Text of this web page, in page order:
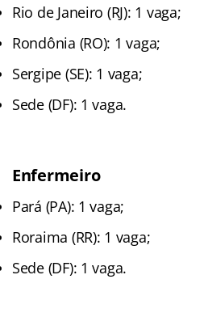
Rio de Janeiro (RJ): 1 vaga;
Rondônia (RO): 1 vaga;
Sergipe (SE): 1 vaga;
Sede (DF): 1 vaga.
Enfermeiro
Pará (PA): 1 vaga;
Roraima (RR): 1 vaga;
Sede (DF): 1 vaga.